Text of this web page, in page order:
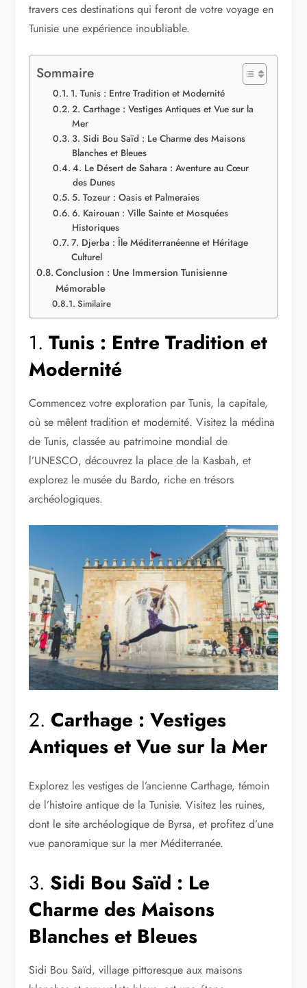
travers ces destinations qui feront de votre voyage en
Tunisie une expérience inoubliable.
Sommaire
1. Tunis : Entre Tradition et Modernité
2. Carthage : Vestiges Antiques et Vue sur la
Mer
3. Sidi Bou Saïd : Le Charme des Maisons
Blanches et Bleues
4. Le Désert de Sahara : Aventure au Cœur
des Dunes
5. Tozeur : Oasis et Palmeraies
6. Kairouan : Ville Sainte et Mosquées
Historiques
7. Djerba : Île Méditerranéenne et Héritage
Culturel
Conclusion : Une Immersion Tunisienne
Mémorable
Similaire
1.Tunis : Entre Tradition et
Modernité
Commencez votre exploration par Tunis, la capitale,
où se mêlent tradition et modernité. Visitez la médina
de Tunis, classée au patrimoine mondial de
l’UNESCO, découvrez la place de la Kasbah, et
explorez le musée du Bardo, riche en trésors
archéologiques.
2. Carthage : Vestiges
Antiques et Vue sur la Mer
Explorez les vestiges de l’ancienne Carthage, témoin
de l’histoire antique de la Tunisie. Visitez les ruines,
dont le site archéologique de Byrsa, et profitez d’une
vue panoramique sur la mer Méditerranée.
3. Sidi Bou Saïd : Le
Charme des Maisons
Blanches et Bleues
Sidi Bou Saïd, village pittoresque aux maisons